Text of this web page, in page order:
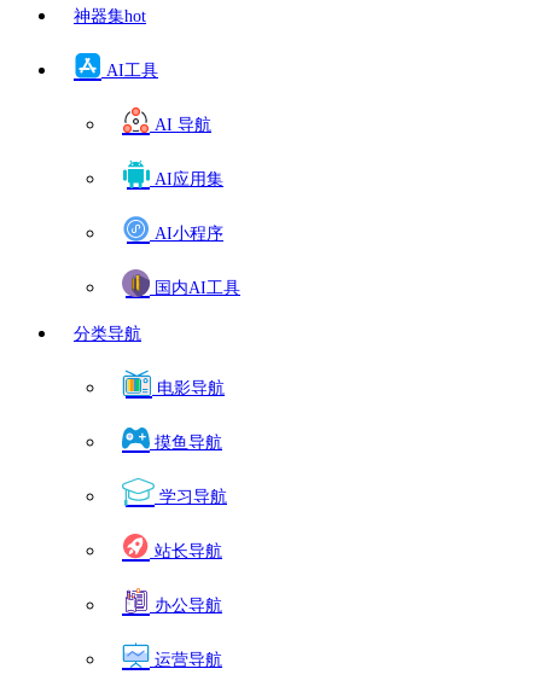
神器集hot
AI工具
AI 导航
AI应用集
AI小程序
国内AI工具
分类导航
电影导航
摸鱼导航
学习导航
站长导航
办公导航
运营导航